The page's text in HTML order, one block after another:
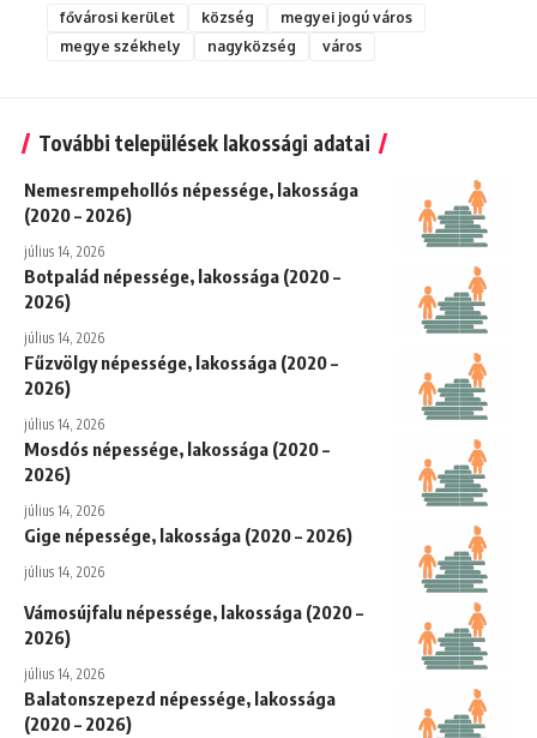
fővárosi kerület község
megyei jogú város
megye székhely
nagyközség város
További települések lakossági adatai
Nemesrempehollós népessége, lakossága
(2020 – 2026)
július 14, 2026
Botpalád népessége, lakossága (2020 –
2026)
július 14, 2026
Fűzvölgy népessége, lakossága (2020 –
2026)
július 14, 2026
Mosdós népessége, lakossága (2020 –
2026)
július 14, 2026
Gige népessége, lakossága (2020 – 2026)
július 14, 2026
Vámosújfalu népessége, lakossága (2020 –
2026)
július 14, 2026
Balatonszepezd népessége, lakossága
(2020 – 2026)